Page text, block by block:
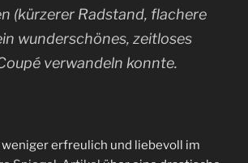
(kürzerer Radstand, flachere
wunderschönes, zeitloses
verwandeln konnte.
erfreulich und liebevoll im